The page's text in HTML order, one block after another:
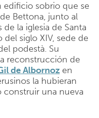
edificio sobrio que se
Bettona, junto al
la iglesia de Santa
del siglo XIV, sede de
podestà. Su
reconstrucción de
de Albornoz en
la hubieran
construir una nueva